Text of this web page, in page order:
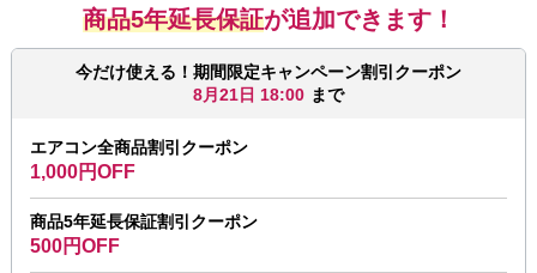
商品5年延長保証が追加できます！
今だけ使える！期間限定キャンペーン割引クーポン
8月21日 18:00 まで
エアコン全商品割引クーポン
1,000円OFF
商品5年延長保証割引クーポン
500円OFF